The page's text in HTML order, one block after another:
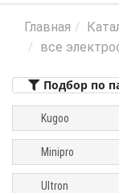
Главная
все
Подбор по
Бренд
Весовая
Максимальная
скорость
Запас
Kugoo
Minipro
Ultron